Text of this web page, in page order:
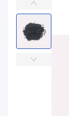
易食包（EPAK）专
￥10.1837
商品参数
商品分类